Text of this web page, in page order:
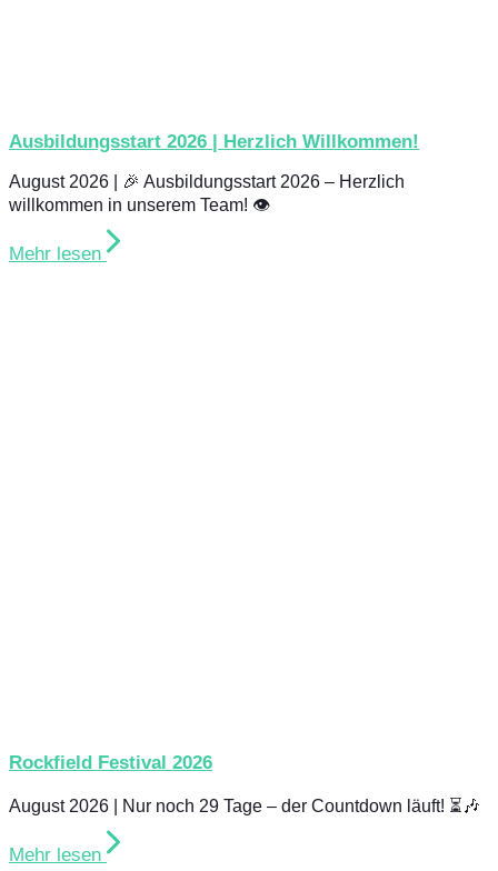
Ausbildungsstart 2026 | Herzlich Willkommen!
August 2026 | 🎉 Ausbildungsstart 2026 – Herzlich
willkommen in unserem Team! 👁️
Mehr lesen
Rockfield Festival 2026
August 2026 | Nur noch 29 Tage – der Countdown läuft! ⏳🎶
Mehr lesen